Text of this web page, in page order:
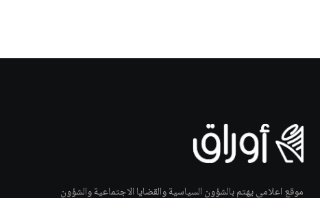
موقع اعلامي يهتم بالشؤون السياسية والقضايا الاجتماعية والشؤون